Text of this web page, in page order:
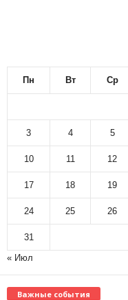
Пн Вт Ср
3 4 5
10 11 12
17 18 19
24 25 26
31
« Июл
Важные события